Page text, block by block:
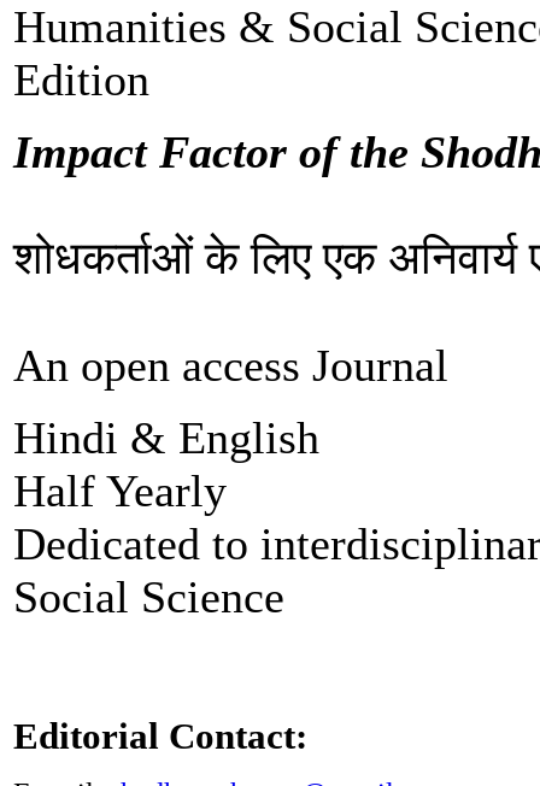
Humanities & Social
Edition
Impact Factor of the
शोधकर्ताओं के लिए एक अनिवार्य
An open access Journal
Hindi & English
Half Yearly
Dedicated to
Social Science
Editorial Contact: